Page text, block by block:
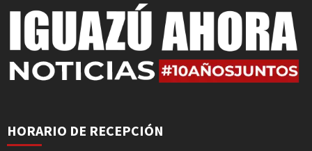
HORARIO DE RECEPCIÓN